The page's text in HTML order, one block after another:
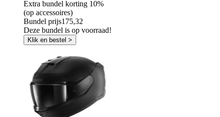
Extra bundel korting 10%
(op accessoires)
Bundel prijs175,32
Deze bundel is op voorraad!
Klik en bestel >